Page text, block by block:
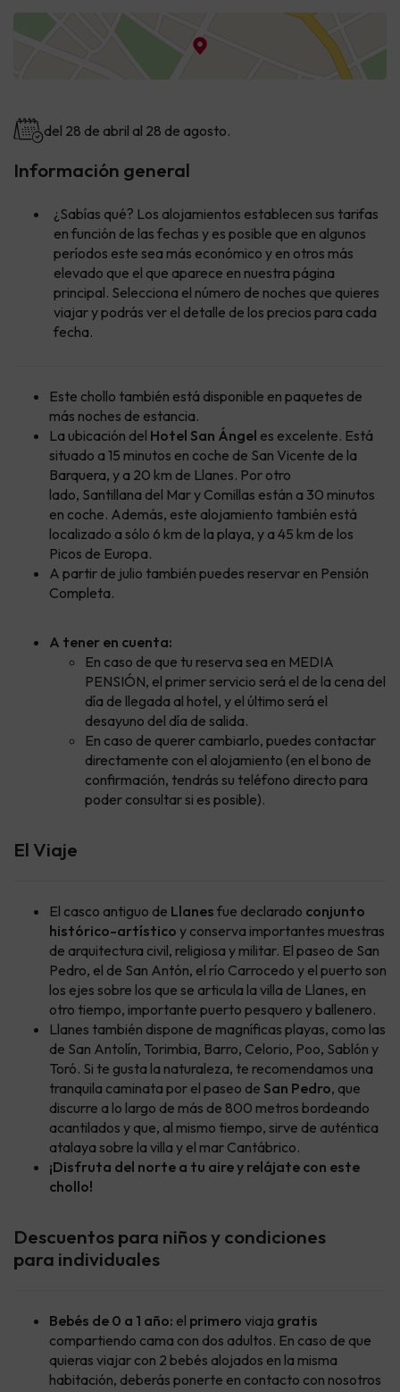
del 28 de abril al 28 de agosto.
Información general
¿Sabías qué? Los alojamientos establecen sus tarifas
en función de las fechas y es posible que en algunos
períodos este sea más económico y en otros más
elevado que el que aparece en nuestra página
principal. Selecciona el número de noches que quieres
viajar y podrás ver el detalle de los precios para cada
fecha.
Este chollo también está disponible en paquetes de
más noches de estancia.
La ubicación del Hotel San Ángel es excelente. Está
situado a 15 minutos en coche de San Vicente de la
Barquera, y a 20 km de Llanes. Por otro
lado, Santillana del Mar y Comillas están a 30 minutos
en coche. Además, este alojamiento también está
localizado a sólo 6 km de la playa, y a 45 km de los
Picos de Europa.
A partir de julio también puedes reservar en Pensión
Completa.
A tener en cuenta:
En caso de que tu reserva sea en MEDIA
PENSIÓN, el primer servicio será el de la cena del
día de llegada al hotel, y el último será el
desayuno del día de salida.
En caso de querer cambiarlo, puedes contactar
directamente con el alojamiento (en el bono de
confirmación, tendrás su teléfono directo para
poder consultar si es posible).
El Viaje
El casco antiguo de Llanes fue declarado conjunto
histórico-artístico y conserva importantes muestras
de arquitectura civil, religiosa y militar. El paseo de San
Pedro, el de San Antón, el río Carrocedo y el puerto son
los ejes sobre los que se articula la villa de Llanes, en
otro tiempo, importante puerto pesquero y ballenero.
Llanes también dispone de magníficas playas, como las
de San Antolín, Torimbia, Barro, Celorio, Poo, Sablón y
Toró. Si te gusta la naturaleza, te recomendamos una
tranquila caminata por el paseo de San Pedro, que
discurre a lo largo de más de 800 metros bordeando
acantilados y que, al mismo tiempo, sirve de auténtica
atalaya sobre la villa y el mar Cantábrico.
¡Disfruta del norte a tu aire y relájate con este
chollo!
Descuentos para niños y condiciones
para individuales
Bebés de 0 a 1 año: el primero viaja gratis
compartiendo cama con dos adultos. En caso de que
quieras viajar con 2 bebés alojados en la misma
habitación, deberás ponerte en contacto con nosotros